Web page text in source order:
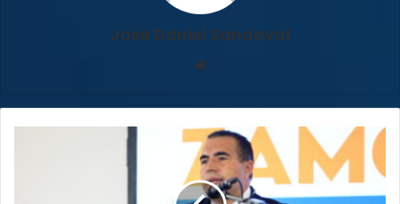
Jose Daniel Sandoval